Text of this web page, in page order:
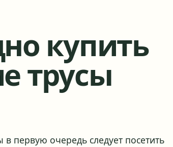
купить
трусы
первую очередь следует посетить